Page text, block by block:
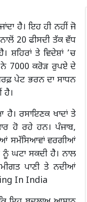
ਹੈ। ਇਹ ਹੀ ਨਹੀਂ ਜੋ
20 ਫੀਸਦੀ ਤੱਕ ਵੱਧ
ਸ਼ਹਿਰਾਂ ਤੇ ਵਿਦੇਸ਼ਾਂ ’ਚ
ਨੇ 7000 ਕਰੋੜ ਰੁਪਏ ਦੇ
ਪੇਟ ਭਰਨ ਦਾ ਸਾਧਨ
ਹੈ।
ਰਸਾਇਣਕ ਖਾਦਾਂ ਤੇ
ਹੋ ਰਹੇ ਹਨ। ਪੰਜਾਬ,
ਸਮੱਸਿਆਵਾਂ ਵਰਗੀਆਂ
ਘਟਾ ਸਕਦੀ ਹੈ। ਨਾਲ
ਪਾਣੀ ਤੇ ਨਦੀਆਂ
In India